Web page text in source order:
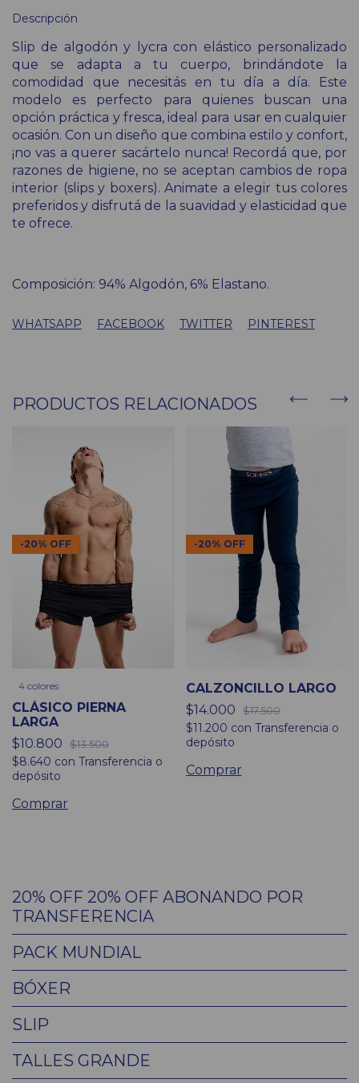
Descripción
Slip de algodón y lycra con elástico personalizado
que se adapta a tu cuerpo, brindándote la
comodidad que necesitás en tu día a día. Este
modelo es perfecto para quienes buscan una
opción práctica y fresca, ideal para usar en cualquier
ocasión. Con un diseño que combina estilo y confort,
¡no vas a querer sacártelo nunca! Recordá que, por
razones de higiene, no se aceptan cambios de ropa
interior (slips y boxers). Animate a elegir tus colores
preferidos y disfrutá de la suavidad y elasticidad que
te ofrece.
Composición: 94% Algodón, 6% Elastano.
WHATSAPP FACEBOOK TWITTER PINTEREST
PRODUCTOS RELACIONADOS
-20% OFF
4 colores
CLÁSICO PIERNA
LARGA
$10.800
$13.500
$8.640 con Transferencia o
depósito
Comprar
-20% OFF
CALZONCILLO LARGO
$14.000
$17.500
$11.200 con Transferencia o
depósito
Comprar
20% OFF 20% OFF ABONANDO POR
TRANSFERENCIA
PACK MUNDIAL
BÓXER
SLIP
TALLES GRANDE